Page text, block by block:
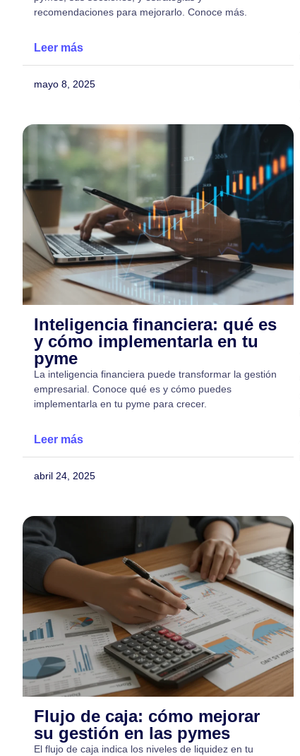
recomendaciones para mejorarlo. Conoce más.
Leer más
mayo 8, 2025
Inteligencia financiera: qué es
y cómo implementarla en tu
pyme
La inteligencia financiera puede transformar la gestión
empresarial. Conoce qué es y cómo puedes
implementarla en tu pyme para crecer.
Leer más
abril 24, 2025
Flujo de caja: cómo mejorar
su gestión en las pymes
El flujo de caja indica los niveles de liquidez en tu